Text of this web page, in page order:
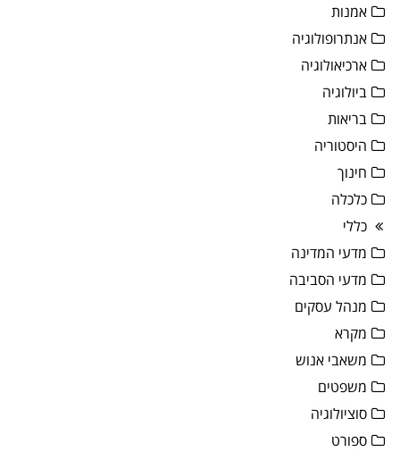
אמנות
אנתרופולוגיה
ארכיאולוגיה
ביולוגיה
בריאות
היסטוריה
חינוך
כלכלה
כללי
מדעי המדינה
מדעי הסביבה
מנהל עסקים
מקרא
משאבי אנוש
משפטים
סוציולוגיה
ספורט